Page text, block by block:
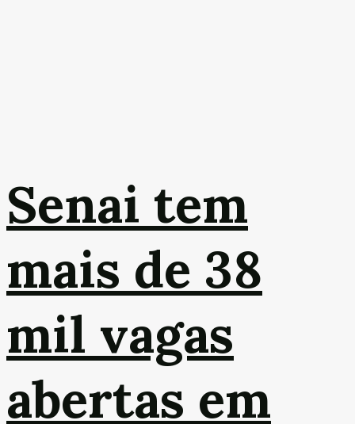
Senai tem
mais de 38
mil vagas
abertas em